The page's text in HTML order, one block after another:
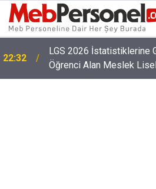
22:02 2026 Öğretmen Norm